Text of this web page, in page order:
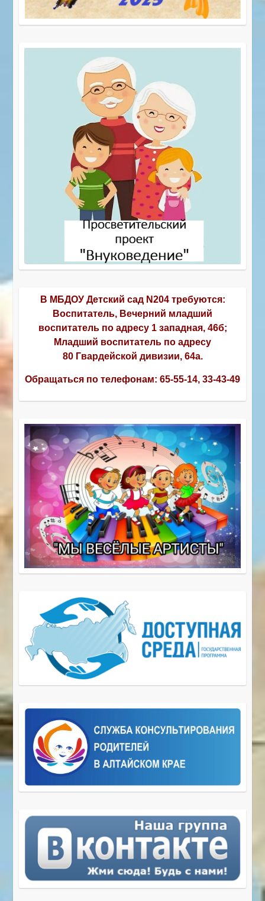
В МБДОУ Детский сад N204 требуются:
Воспитатель, Вечерний младший
воспитатель по адресу 1 западная, 46б;
Младший воспитатель по адресу
80 Гвардейской дивизии, 64а.
Обращаться по телефонам: 65-55-14, 33-43-49